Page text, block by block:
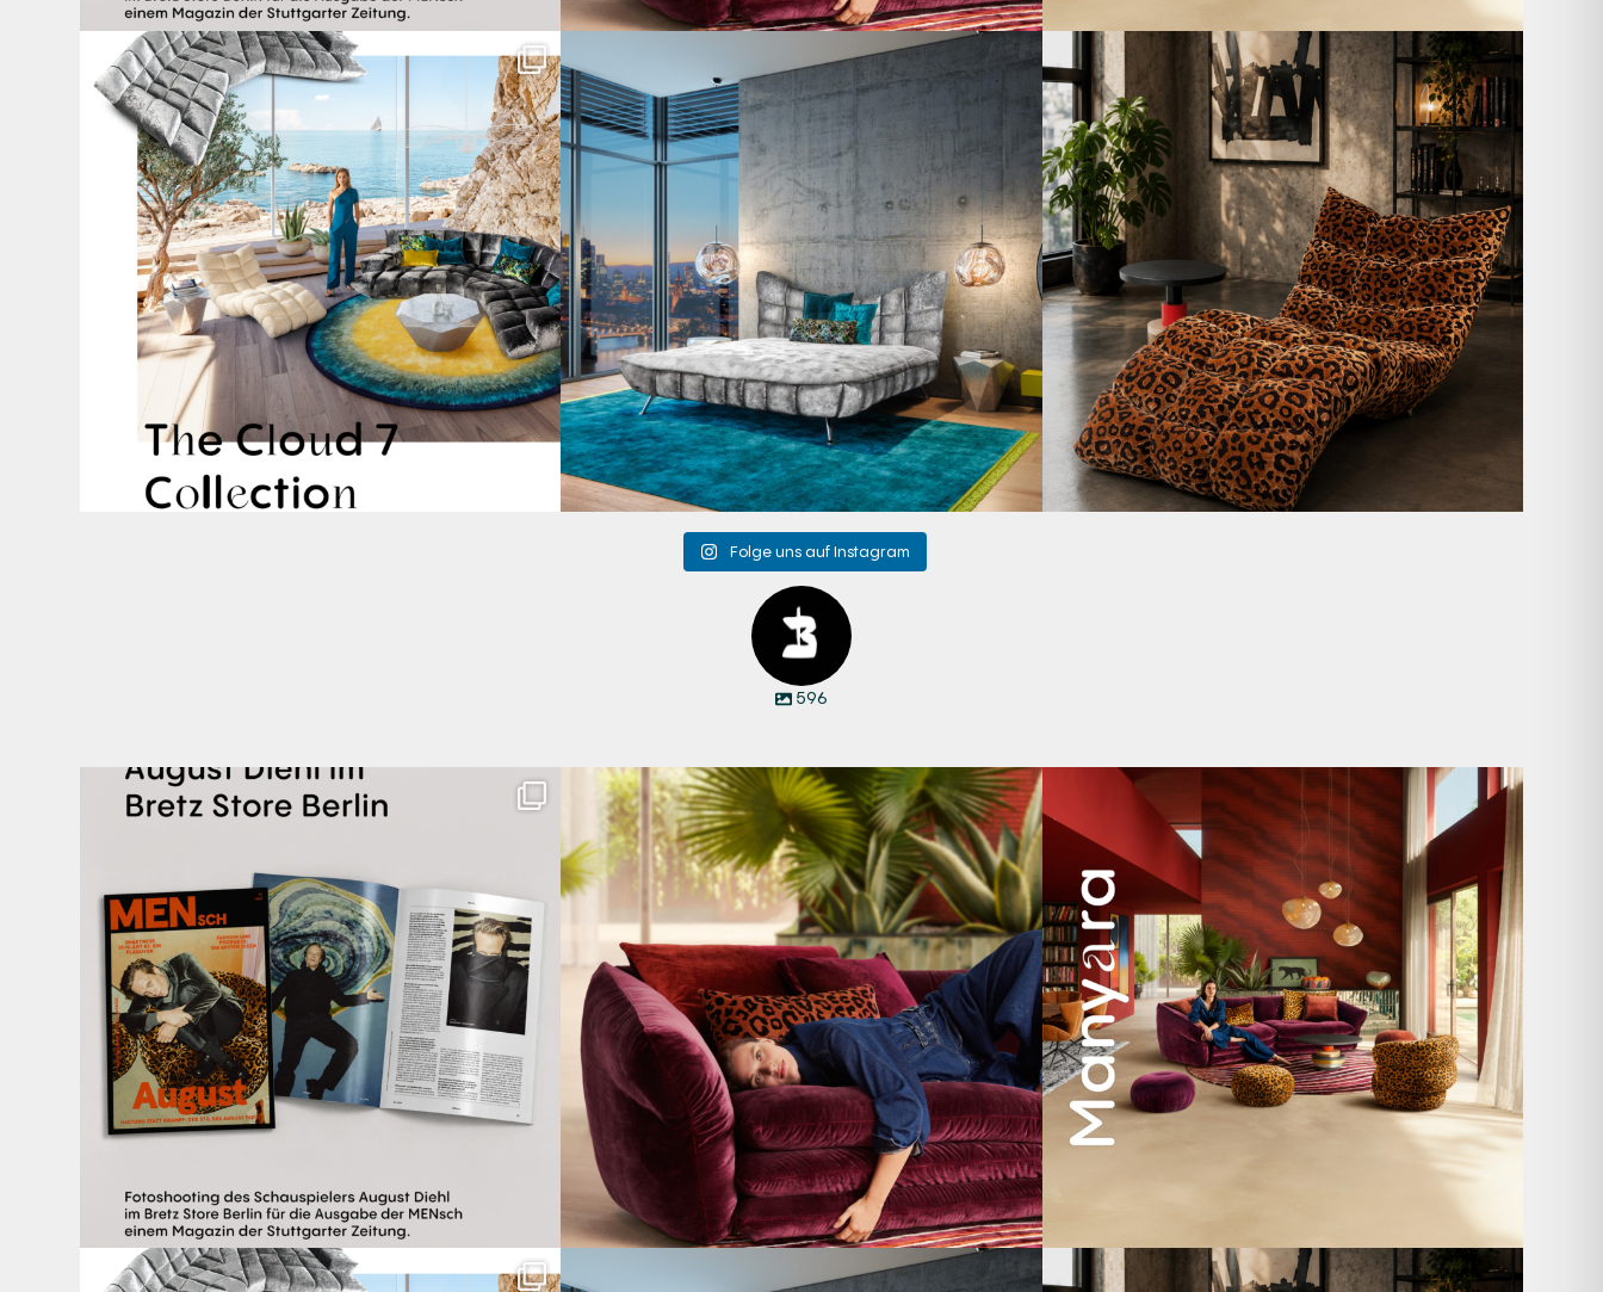
Für jeden Lieblingsplatz die passende Cloud. ☁️...
63
Cloud 7 – nicht nur zum Sitzen, sondern auch zum
151 3
A bold statement. A quiet retreat.
Mit unserem...
205 4
Folge uns auf Instagram
596
Zwischen Charakter und Design: Schauspieler August Den Kopf anlehnen. Die Gedanken auf Reisen...
69 2
Manyara. Inspiriert von der Weite Afrikas.
59 2
Für jeden Lieblingsplatz die passende Cloud. ☁️... Cloud 7 – nicht nur zum Sitzen, sondern auch zum A bold statement. A quiet retreat.